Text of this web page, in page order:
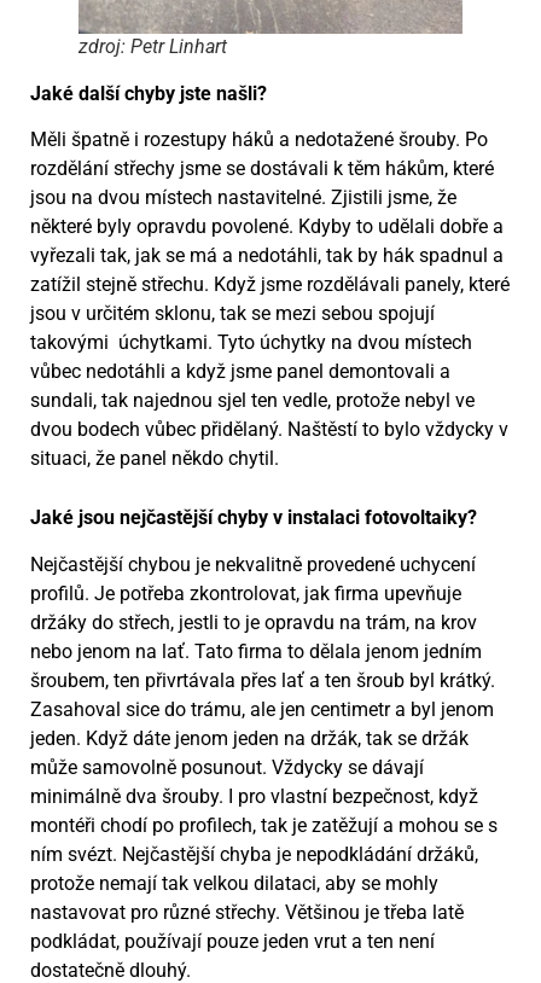
zdroj: Petr Linhart
Jaké další chyby jste našli?
Měli špatně i rozestupy háků a nedotažené šrouby. Po
rozdělání střechy jsme se dostávali k těm hákům, které
jsou na dvou místech nastavitelné. Zjistili jsme, že
některé byly opravdu povolené. Kdyby to udělali dobře a
vyřezali tak, jak se má a nedotáhli, tak by hák spadnul a
zatížil stejně střechu. Když jsme rozdělávali panely, které
jsou v určitém sklonu, tak se mezi sebou spojují
takovými úchytkami. Tyto úchytky na dvou místech
vůbec nedotáhli a když jsme panel demontovali a
sundali, tak najednou sjel ten vedle, protože nebyl ve
dvou bodech vůbec přidělaný. Naštěstí to bylo vždycky v
situaci, že panel někdo chytil.
Jaké jsou nejčastější chyby v instalaci fotovoltaiky?
Nejčastější chybou je nekvalitně provedené uchycení
profilů. Je potřeba zkontrolovat, jak firma upevňuje
držáky do střech, jestli to je opravdu na trám, na krov
nebo jenom na lať. Tato firma to dělala jenom jedním
šroubem, ten přivrtávala přes lať a ten šroub byl krátký.
Zasahoval sice do trámu, ale jen centimetr a byl jenom
jeden. Když dáte jenom jeden na držák, tak se držák
může samovolně posunout. Vždycky se dávají
minimálně dva šrouby. I pro vlastní bezpečnost, když
montéři chodí po profilech, tak je zatěžují a mohou se s
ním svézt. Nejčastější chyba je nepodkládání držáků,
protože nemají tak velkou dilataci, aby se mohly
nastavovat pro různé střechy. Většinou je třeba latě
podkládat, používají pouze jeden vrut a ten není
dostatečně dlouhý.